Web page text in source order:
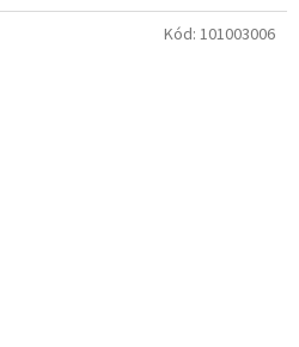
Kód: 101003006